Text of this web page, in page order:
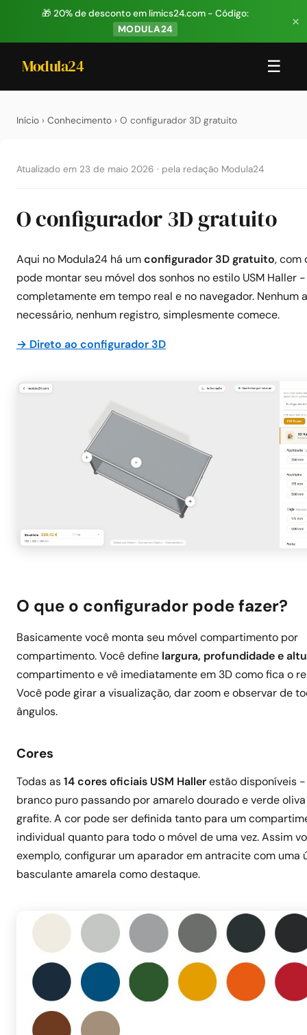
🎁 20% de desconto em limics24.com - Código:
MODULA24
×
Modula24 ☰
Início › Conhecimento › O configurador 3D gratuito
Atualizado em 23 de maio 2026 · pela redação Modula24
O configurador 3D gratuito
Aqui no Modula24 há umconfigurador 3D gratuito, com
pode montar seu móvel dos sonhos no estilo USM Haller -
completamente em tempo real e no navegador. Nenhum
necessário, nenhum registro, simplesmente comece.
→ Direto ao configurador 3D
O que o configurador pode fazer?
Basicamente você monta seu móvel compartimento por
compartimento. Você define largura, profundidade e
compartimento e vê imediatamente em 3D como fica o
Você pode girar a visualização, dar zoom e observar de
ângulos.
Cores
Todas as14 cores oficiais USM Hallerestão disponíveis
branco puro passando por amarelo dourado e verde
grafite. A cor pode ser definida tanto para um
individual quanto para todo o móvel de uma vez. Assim
exemplo, configurar um aparador em antracite com uma
basculante amarela como destaque.